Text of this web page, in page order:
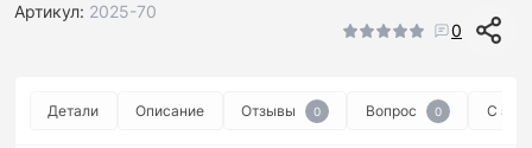
Артикул: 2025-70
0
Детали Описание Отзывы 0 Вопрос 0 С